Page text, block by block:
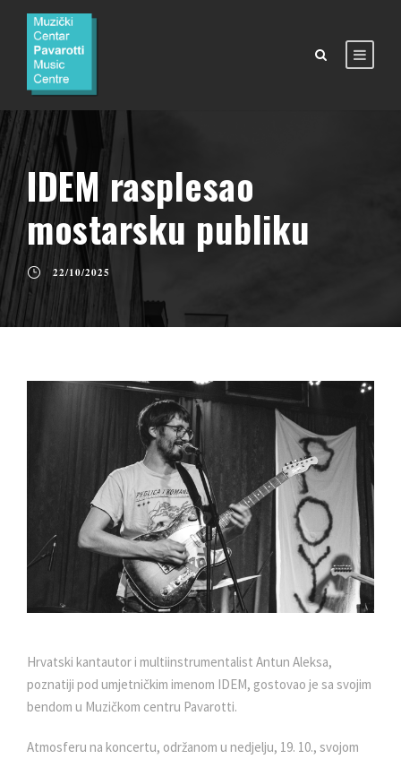
IDEM rasplesao
mostarsku publiku
22/10/2025
Hrvatski kantautor i multiinstrumentalist Antun Aleksa,
poznatiji pod umjetničkim imenom IDEM, gostovao je sa svojim
bendom u Muzičkom centru Pavarotti.
Atmosferu na koncertu, održanom u nedjelju, 19. 10., svojom